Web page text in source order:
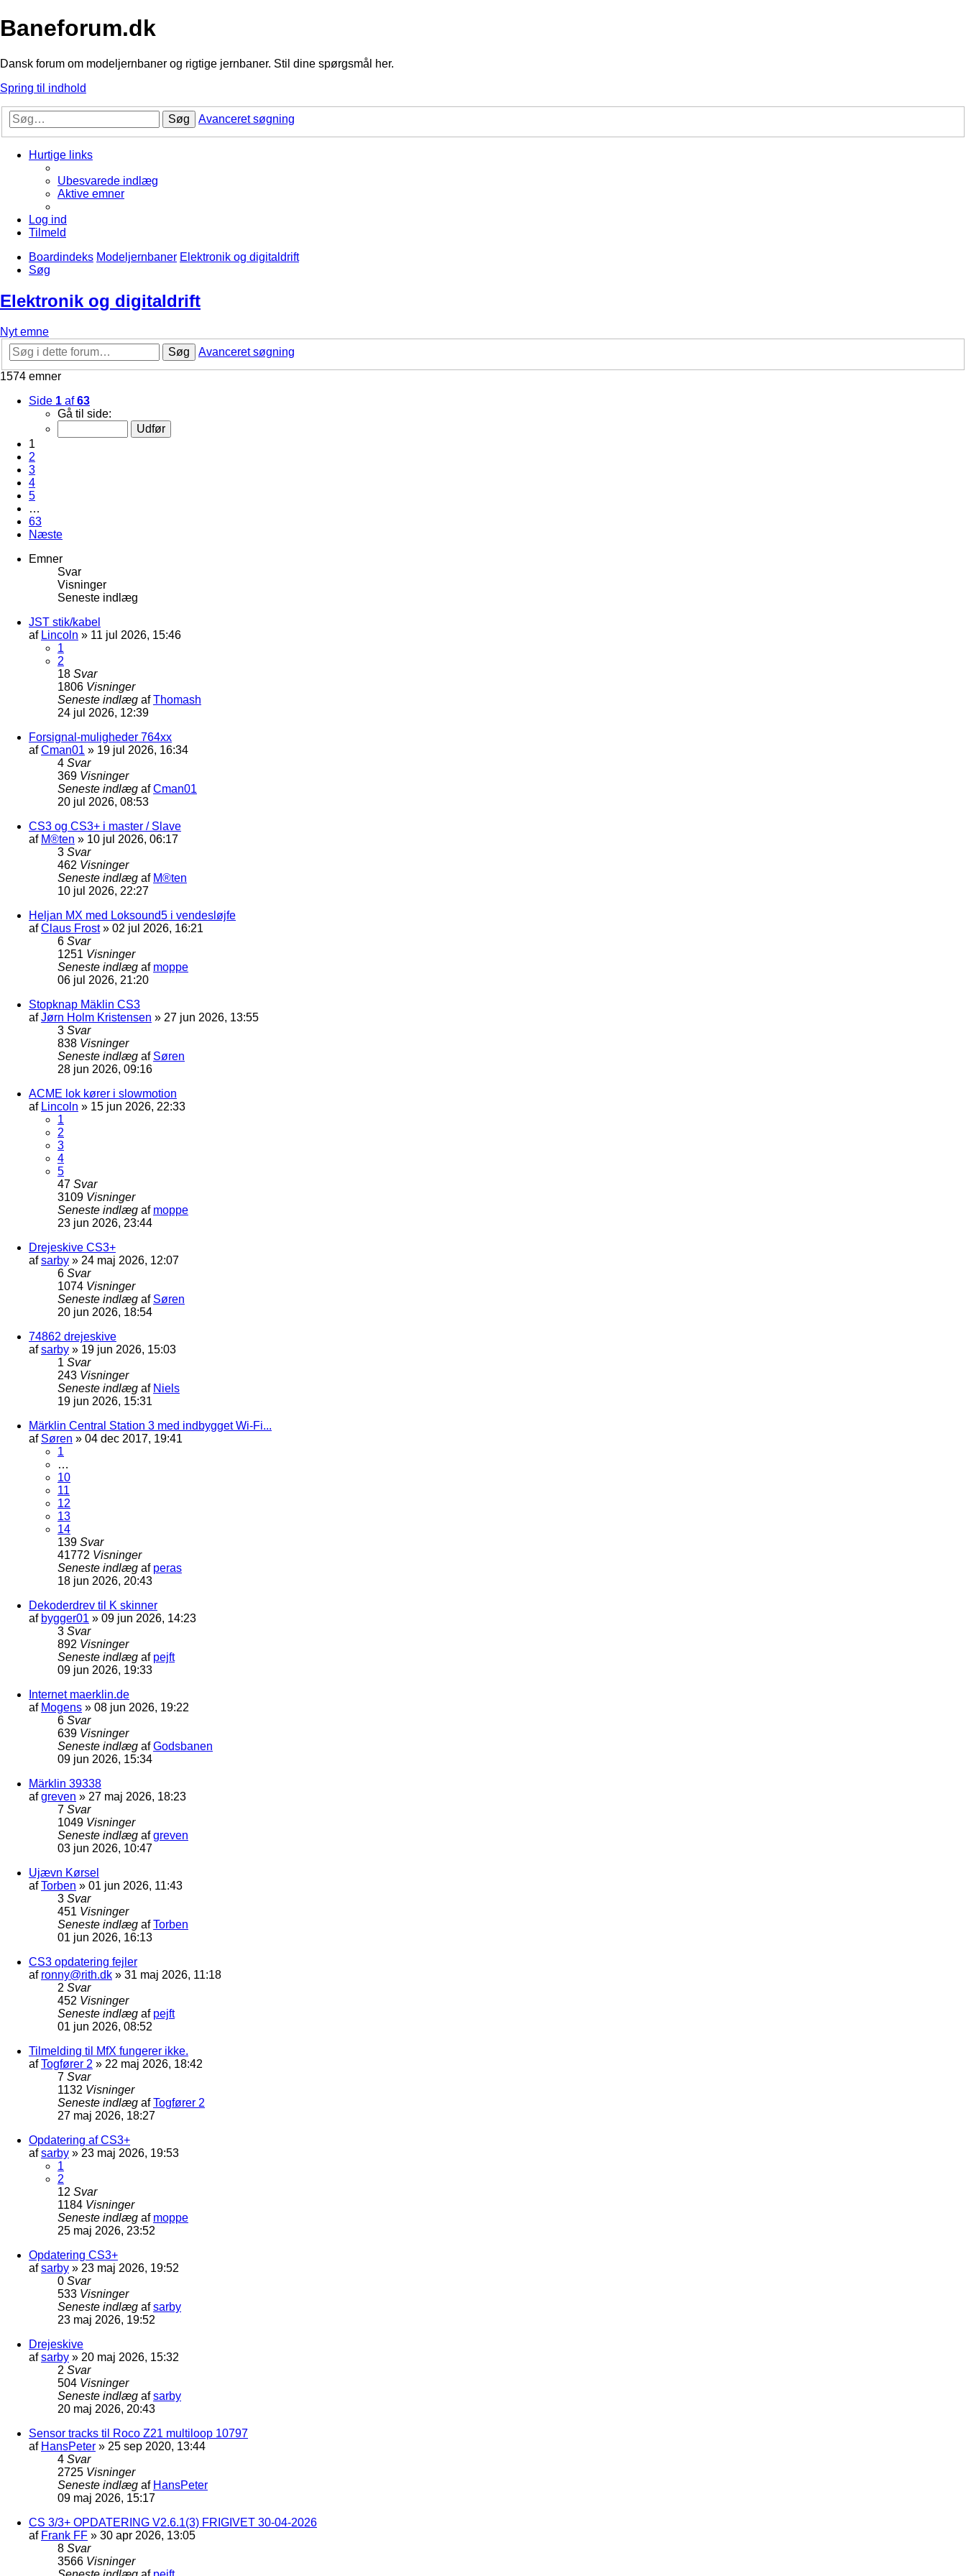
Baneforum.dk
Dansk forum om modeljernbaner og rigtige jernbaner. Stil dine spørgsmål her.
Spring til indhold
Søg Avanceret søgning
Hurtige links
Ubesvarede indlæg
Aktive emner
Log ind
Tilmeld
Boardindeks Modeljernbaner Elektronik og digitaldrift
Søg
Elektronik og digitaldrift
Nyt emne
Søg
Avanceret søgning
1574 emner
Side 1 af63
Gå til side:
1
2
3
4
5
…
63
Næste
Emner
Svar
Visninger
Seneste indlæg
JST stik/kabel
af Lincoln » 11 jul 2026, 15:46
1
2
18 Svar
1806 Visninger
Seneste indlæg afThomash
24 jul 2026, 12:39
Forsignal-muligheder 764xx
afCman01 » 19 jul 2026, 16:34
4 Svar
369 Visninger
Seneste indlæg afCman01
20 jul 2026, 08:53
CS3 og CS3+ i master / Slave
af M®ten » 10 jul 2026, 06:17
3 Svar
462 Visninger
Seneste indlæg af M®ten
10 jul 2026, 22:27
Heljan MX med Loksound5 i vendesløjfe
afClaus Frost» 02 jul 2026, 16:21
6 Svar
1251 Visninger
Seneste indlæg af moppe
06 jul 2026, 21:20
Stopknap Mäklin CS3
afJørn Holm Kristensen » 27 jun 2026, 13:55
3 Svar
838 Visninger
Seneste indlæg af Søren
28 jun 2026, 09:16
ACME lok kører i slowmotion
af Lincoln » 15 jun 2026, 22:33
1
2
3
4
5
47 Svar
3109 Visninger
Seneste indlæg af moppe
23 jun 2026, 23:44
Drejeskive CS3+
afsarby » 24 maj 2026, 12:07
6 Svar
1074 Visninger
Seneste indlæg af Søren
20 jun 2026, 18:54
74862 drejeskive
afsarby » 19 jun 2026, 15:03
1 Svar
243 Visninger
Seneste indlæg af Niels
19 jun 2026, 15:31
Märklin Central Station 3 med indbygget Wi-Fi...
af Søren » 04 dec 2017, 19:41
1
…
10
11
12
13
14
139 Svar
41772 Visninger
Seneste indlæg af peras
18 jun 2026, 20:43
Dekoderdrev til K skinner
af bygger01 » 09 jun 2026, 14:23
3 Svar
892 Visninger
Seneste indlæg af pejft
09 jun 2026, 19:33
Internet maerklin.de
af Mogens » 08 jun 2026, 19:22
6 Svar
639 Visninger
Seneste indlæg afGodsbanen
09 jun 2026, 15:34
Märklin 39338
afgreven » 27 maj 2026, 18:23
7 Svar
1049 Visninger
Seneste indlæg afgreven
03 jun 2026, 10:47
Ujævn Kørsel
afTorben » 01 jun 2026, 11:43
3 Svar
451 Visninger
Seneste indlæg afTorben
01 jun 2026, 16:13
CS3 opdatering fejler
af ronny@rith.dk » 31 maj 2026, 11:18
2 Svar
452 Visninger
Seneste indlæg af pejft
01 jun 2026, 08:52
Tilmelding til MfX fungerer ikke.
afTogfører 2 » 22 maj 2026, 18:42
7 Svar
1132 Visninger
Seneste indlæg afTogfører 2
27 maj 2026, 18:27
Opdatering af CS3+
afsarby » 23 maj 2026, 19:53
1
2
12 Svar
1184 Visninger
Seneste indlæg af moppe
25 maj 2026, 23:52
Opdatering CS3+
afsarby » 23 maj 2026, 19:52
0 Svar
533 Visninger
Seneste indlæg afsarby
23 maj 2026, 19:52
Drejeskive
afsarby » 20 maj 2026, 15:32
2 Svar
504 Visninger
Seneste indlæg afsarby
20 maj 2026, 20:43
Sensor tracks til Roco Z21 multiloop 10797
af HansPeter » 25 sep 2020, 13:44
4 Svar
2725 Visninger
Seneste indlæg af HansPeter
09 maj 2026, 15:17
CS 3/3+ OPDATERING V2.6.1(3) FRIGIVET 30-04-2026
af Frank FF » 30 apr 2026, 13:05
8 Svar
3566 Visninger